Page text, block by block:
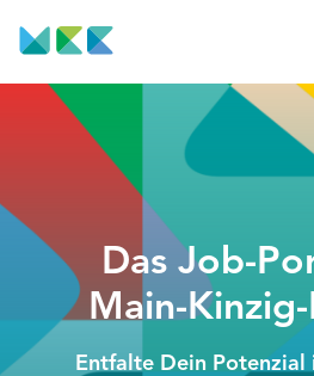
Das Job-
Main-
Entfalte Dein Potenzial